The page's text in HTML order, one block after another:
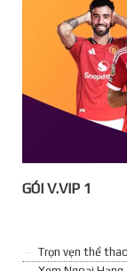
GÓI V.VIP 1
Trọn vẹn thể